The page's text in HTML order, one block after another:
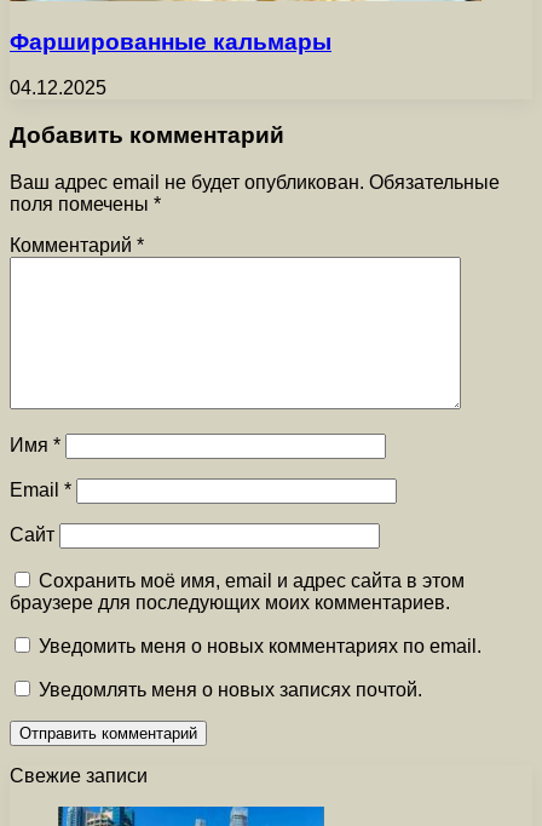
Фаршированные кальмары
04.12.2025
Добавить комментарий
Ваш адрес email не будет опубликован. Обязательные
поля помечены *
Комментарий *
Имя *
Email *
Сайт
Сохранить моё имя, email и адрес сайта в этом
браузере для последующих моих комментариев.
Уведомить меня о новых комментариях по email.
Уведомлять меня о новых записях почтой.
Свежие записи